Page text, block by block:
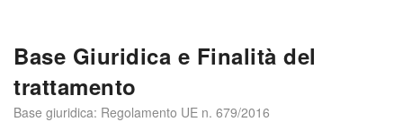
Base Giuridica e Finalità del
trattamento
Base giuridica: Regolamento UE n. 679/2016